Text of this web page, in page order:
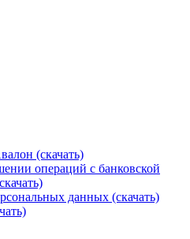
(скачать)
операций с банковской
данных (скачать)